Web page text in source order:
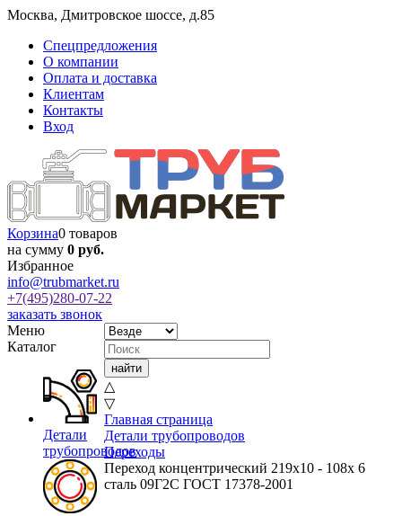
Москва, Дмитровское шоссе, д.85
Спецпредложения
О компании
Оплата и доставка
Клиентам
Контакты
Вход
Корзина0 товаров
на сумму 0 руб.
Избранное
info@trubmarket.ru
+7(495)280-07-22
заказать звонок
Меню
Каталог
Детали
трубопроводов
△
▽
Главная страница
Детали трубопроводов
Переходы
Переход концентрический 219х10 - 108х 6
сталь 09Г2С ГОСТ 17378-2001